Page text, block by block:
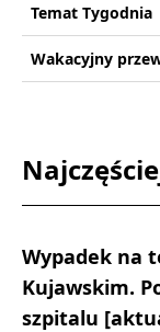
Temat Tygodnia
Wakacyjny
Wypadek na
Kujawskim.
szpitalu